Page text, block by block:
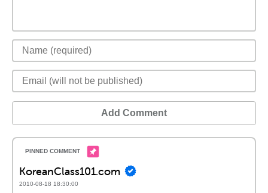
Add Comment
KoreanClass101.com
2010-08-18 18:30:00